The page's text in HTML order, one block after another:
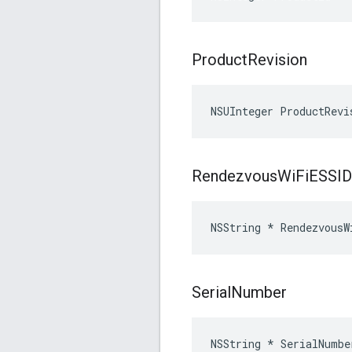
ProductRevision
NSUInteger
RendezvousWiFiESSID
NSString *
SerialNumber
NSString *